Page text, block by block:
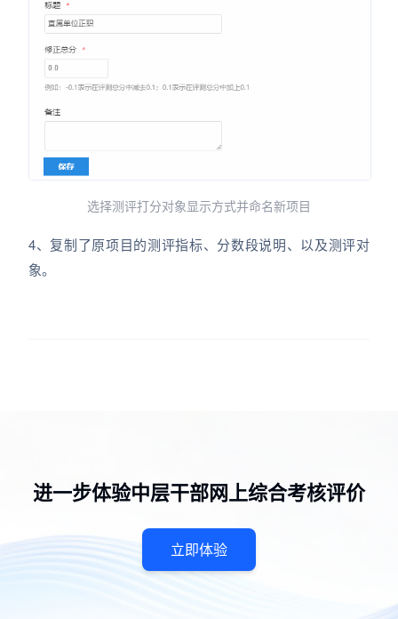
选择测评打分对象显示方式并命名新项目
4、复制了原项目的测评指标、分数段说明、以及测评对
象。
进一步体验中层干部网上综合考核评价
立即体验